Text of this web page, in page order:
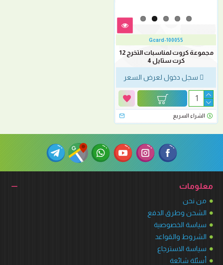
Gcard-100055
مجموعة كروت لمناسبات التخرج 12
كرت ستايل 4
سجل دخول لعرض السعر
الشراء السريع
معلومات
من نحن
الشحن وطرق الدفع
سياسة الخصوصية
الشروط والقواعد
سياسة الاسترجاع
أسئلة شائعة